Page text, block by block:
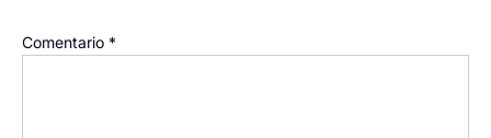
Comentario *